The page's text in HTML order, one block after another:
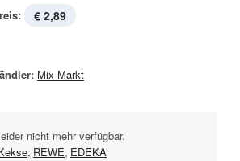
€ 2,89
Mix Markt
nicht mehr verfügbar.
, REWE, EDEKA